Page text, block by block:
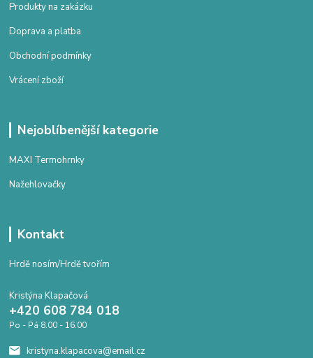
Produkty na zakázku
Doprava a platba
Obchodní podmínky
Vrácení zboží
Nejoblíbenější kategorie
MAXI Termohrnky
Nažehlovačky
Kontakt
Hrdě nosím/Hrdě tvořím
Kristýna Klapačová
+420 608 784 018
Po - Pá 8.00 - 16.00
kristyna.klapacova@email.cz